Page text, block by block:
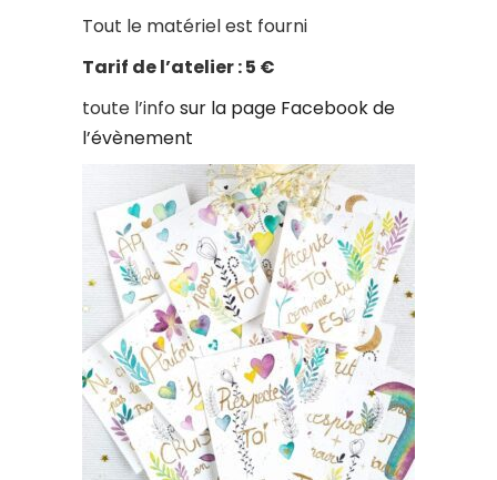
Tout le matériel est fourni
Tarif de l’atelier : 5 €
toute l’info sur la page Facebook de
l’évènement